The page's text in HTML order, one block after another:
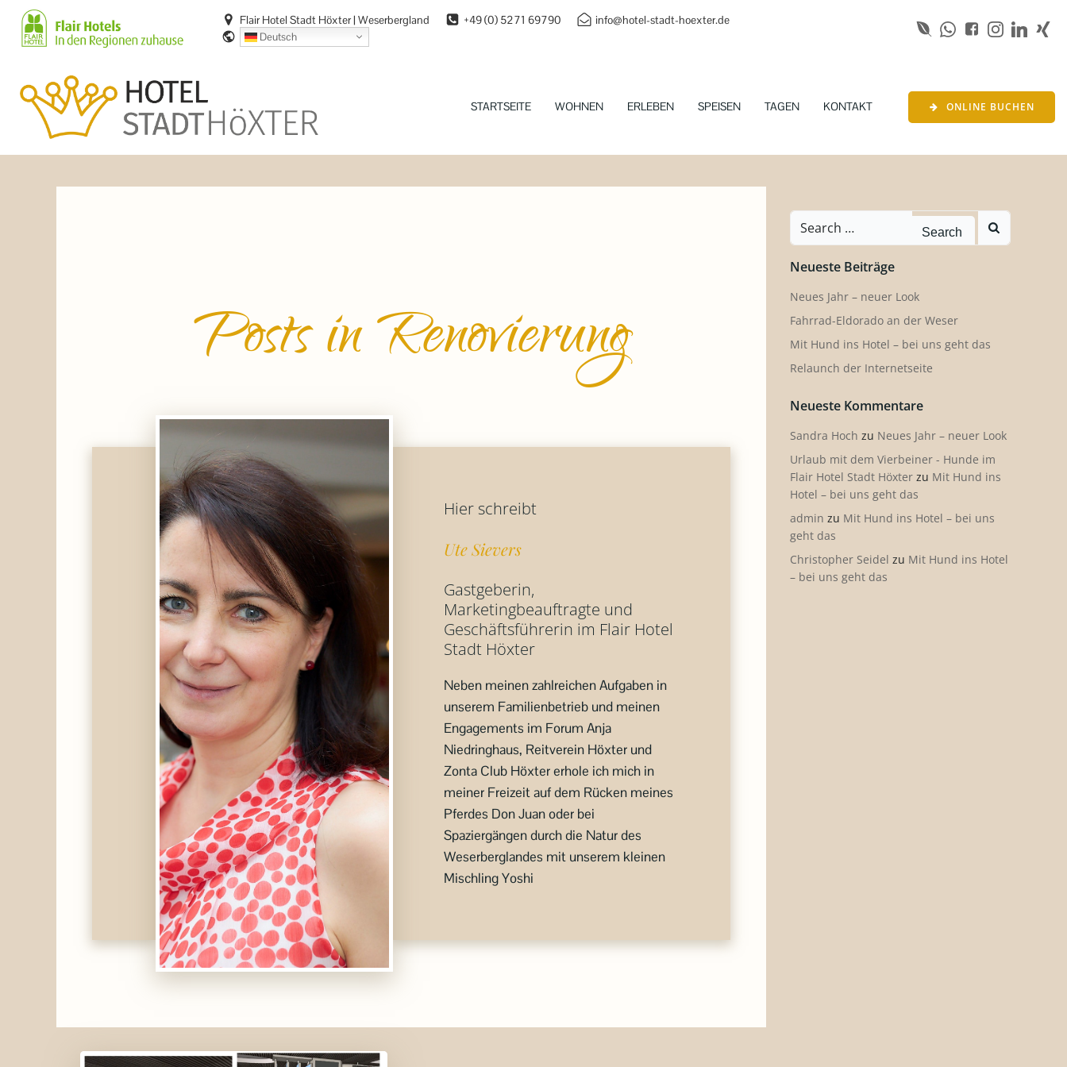
Zum
Inhalt
springen
Flair Hotel Stadt Höxter | Weserbergland +49 (0) 5271 69790 info@hotel-stadt-hoexter.de
Deutsch
STARTSEITE WOHNEN ERLEBEN SPEISEN TAGEN KONTAKT ONLINE BUCHEN
Posts in Renovierung
Hier schreibt
Ute Sievers
Gastgeberin,
Marketingbeauftragte und
Geschäftsführerin im Flair Hotel
Stadt Höxter
Neben meinen zahlreichen Aufgaben in
unserem Familienbetrieb und meinen
Engagements im Forum Anja
Niedringhaus, Reitverein Höxter und
Zonta Club Höxter erhole ich mich in
meiner Freizeit auf dem Rücken meines
Pferdes Don Juan oder bei
Spaziergängen durch die Natur des
Weserberglandes mit unserem kleinen
Mischling Yoshi
Search
for:
Neueste Beiträge
Neues Jahr – neuer Look
Fahrrad-Eldorado an der Weser
Mit Hund ins Hotel – bei uns geht das
Relaunch der Internetseite
Neueste Kommentare
Sandra Hoch zu Neues Jahr – neuer Look
Urlaub mit dem Vierbeiner - Hunde im
Flair Hotel Stadt Höxter zu Mit Hund ins
Hotel – bei uns geht das
admin zu Mit Hund ins Hotel – bei uns
geht das
Christopher Seidel zu Mit Hund ins Hotel
– bei uns geht das